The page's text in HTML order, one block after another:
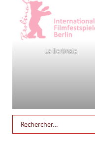
La Berlinale